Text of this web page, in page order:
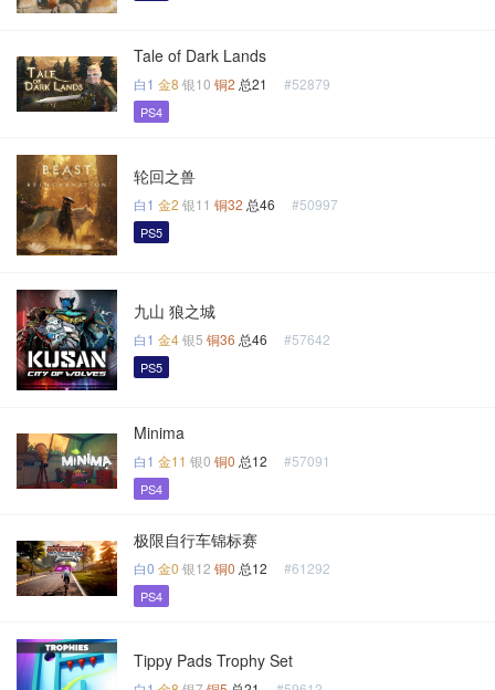
Tale of Dark Lands
白1 金8 银10 铜2 总21 #52879
PS4
轮回之兽
白1 金2 银11 铜32 总46 #50997
PS5
九山 狼之城
白1 金4银5 铜36 总46 #57642
PS5
Minima
白1 金11 银0 铜0 总12 #57091
PS4
极限自行车锦标赛
白0 金0 银12 铜0 总12 #61292
PS4
Tippy Pads Trophy Set